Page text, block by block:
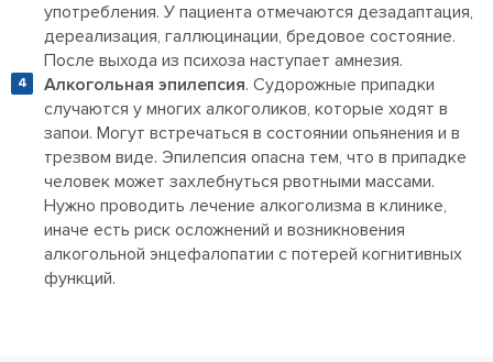
употребления. У пациента отмечаются дезадаптация,
дереализация, галлюцинации, бредовое состояние.
После выхода из психоза наступает амнезия.
Алкогольная эпилепсия. Судорожные припадки
случаются у многих алкоголиков, которые ходят в
запои. Могут встречаться в состоянии опьянения и в
трезвом виде. Эпилепсия опасна тем, что в припадке
человек может захлебнуться рвотными массами.
Нужно проводить лечение алкоголизма в клинике,
иначе есть риск осложнений и возникновения
алкогольной энцефалопатии с потерей когнитивных
функций.